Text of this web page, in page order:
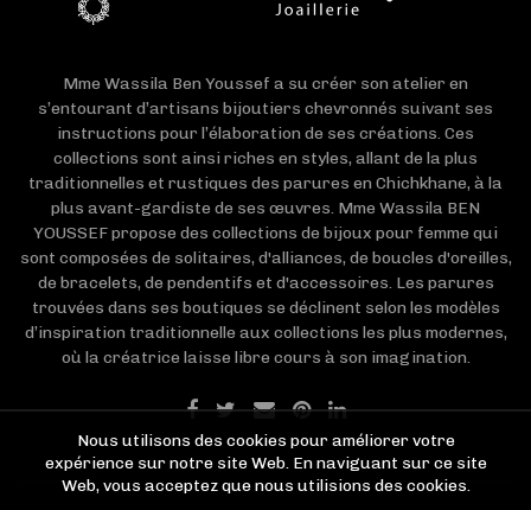
Mme Wassila Ben Youssef a su créer son atelier en
s’entourant d’artisans bijoutiers chevronnés suivant ses
instructions pour l’élaboration de ses créations. Ces
collections sont ainsi riches en styles, allant de la plus
traditionnelles et rustiques des parures en Chichkhane, à la
plus avant-gardiste de ses œuvres. Mme Wassila BEN
YOUSSEF propose des collections de bijoux pour femme qui
sont composées de solitaires, d'alliances, de boucles d'oreilles,
de bracelets, de pendentifs et d'accessoires. Les parures
trouvées dans ses boutiques se déclinent selon les modèles
d’inspiration traditionnelle aux collections les plus modernes,
où la créatrice laisse libre cours à son imagination.
Nous utilisons des cookies pour améliorer votre
expérience sur notre site Web. En naviguant sur ce site
Web, vous acceptez que nous utilisions des cookies.